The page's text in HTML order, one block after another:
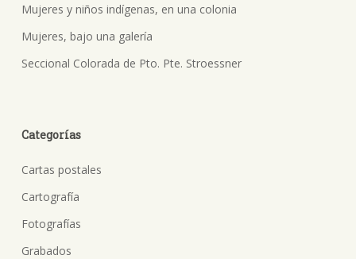
Mujeres y niños indígenas, en una colonia
Mujeres, bajo una galería
Seccional Colorada de Pto. Pte. Stroessner
Categorías
Cartas postales
Cartografía
Fotografías
Grabados